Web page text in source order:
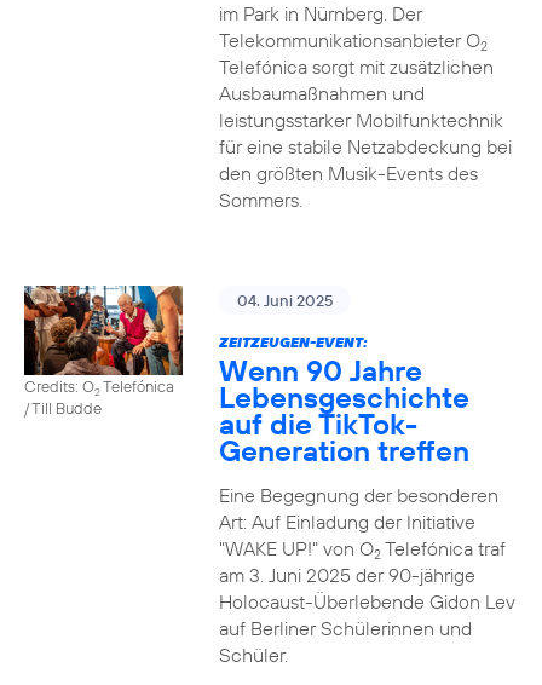
im Park in Nürnberg. Der
Telekommunikationsanbieter O2
Telefónica sorgt mit zusätzlichen
Ausbaumaßnahmen und
leistungsstarker Mobilfunktechnik
für eine stabile Netzabdeckung bei
den größten Musik-Events des
Sommers.
Credits: O2Telefónica
/ Till Budde
04. Juni 2025
ZEITZEUGEN-EVENT:
Wenn 90 Jahre
Lebensgeschichte
auf die TikTok-
Generation treffen
Eine Begegnung der besonderen
Art: Auf Einladung der Initiative
"WAKE UP!" von O2Telefónica traf
am 3. Juni 2025 der 90-jährige
Holocaust-Überlebende Gidon Lev
auf Berliner Schülerinnen und
Schüler.